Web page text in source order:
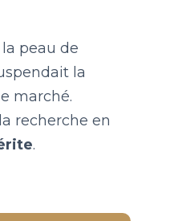
peau de
la
marché.
recherche en
.